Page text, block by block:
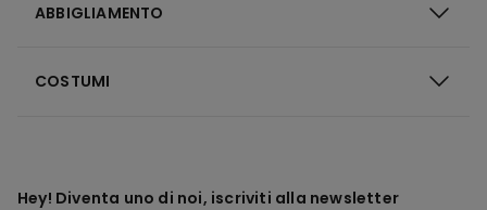
ABBIGLIAMENTO
COSTUMI
Hey! Diventa uno di noi, iscriviti alla newsletter